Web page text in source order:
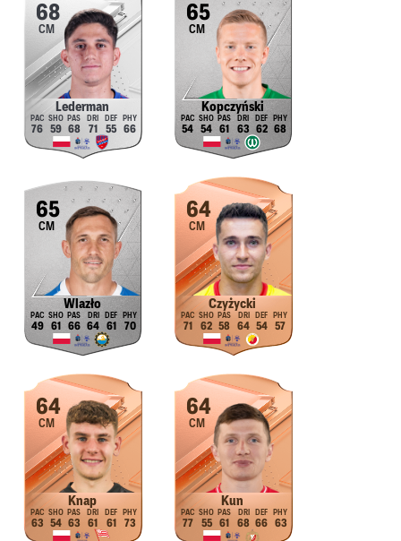
68
CM
Lederman
76 59 68 71 55 66
65
CM
Kopczyński
54 54 61 63 62 68
65
CM
Wlazło
49 61 66 64 61 70
64
CM
Czyżycki
71 62 58 64 54 57
64
CM
Knap
63 54 63 61 61 73
64
CM
Kun
77 55 61 68 66 63